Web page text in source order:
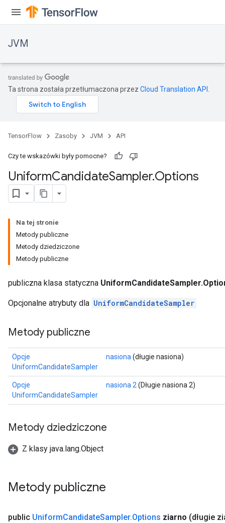
JVM
Ta strona została przetłumaczona przez Cloud Translation API
TensorFlow Zasoby JVM API
Czy te wskazówki były pomocne?
UniformCandidateSampler.Options
Na tej stronie
Metody publiczne
Metody dziedziczone
Metody publiczne
publiczna klasa statyczna
Opcjonalne atrybuty dla UniformCandidateSampler
Metody publiczne
Opcje
UniformCandidateSampler
nasiona (długie nasiona)
Opcje
UniformCandidateSampler
nasiona 2 (Długie nasiona 2)
Metody dziedziczone
Z klasy java.lang.Object
Metody publiczne
public UniformCandidateSampler.Options ziarno (długie